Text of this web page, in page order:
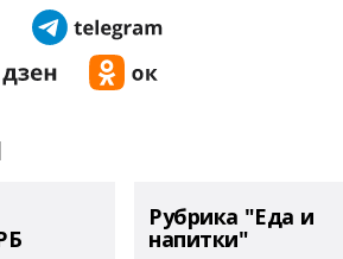
Рубрика "Еда и
напитки"